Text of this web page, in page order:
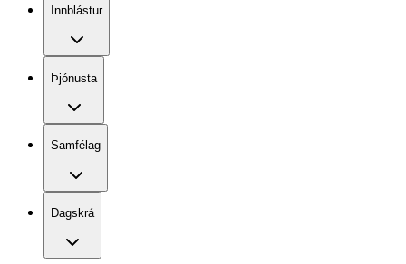
Innblástur
Þjónusta
Samfélag
Dagskrá